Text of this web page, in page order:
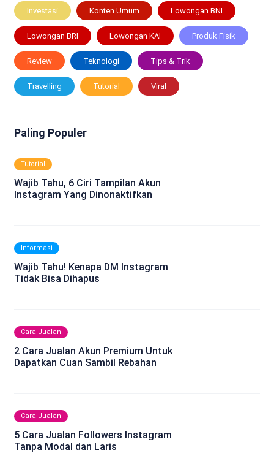
Investasi Konten Umum Lowongan BNI
Lowongan BRI Lowongan KAI Produk Fisik
Review Teknologi Tips & Trik
Travelling Tutorial Viral
Paling Populer
Tutorial
Wajib Tahu, 6 Ciri Tampilan Akun
Instagram Yang Dinonaktifkan
Informasi
Wajib Tahu! Kenapa DM Instagram
Tidak Bisa Dihapus
Cara Jualan
2 Cara Jualan Akun Premium Untuk
Dapatkan Cuan Sambil Rebahan
Cara Jualan
5 Cara Jualan Followers Instagram
Tanpa Modal dan Laris